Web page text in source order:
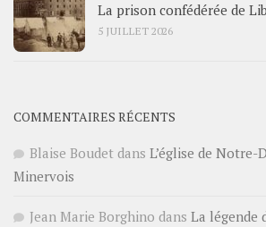
La prison confédérée de
5 JUILLET 2026
COMMENTAIRES RÉCENTS
Blaise Boudet dans L’église de Notre-
Minervois
Jean Marie Borghino dans La légende